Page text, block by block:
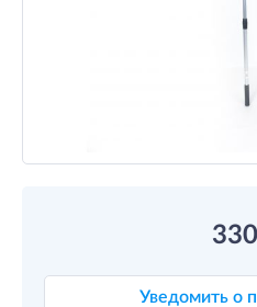
330
Уведомить о